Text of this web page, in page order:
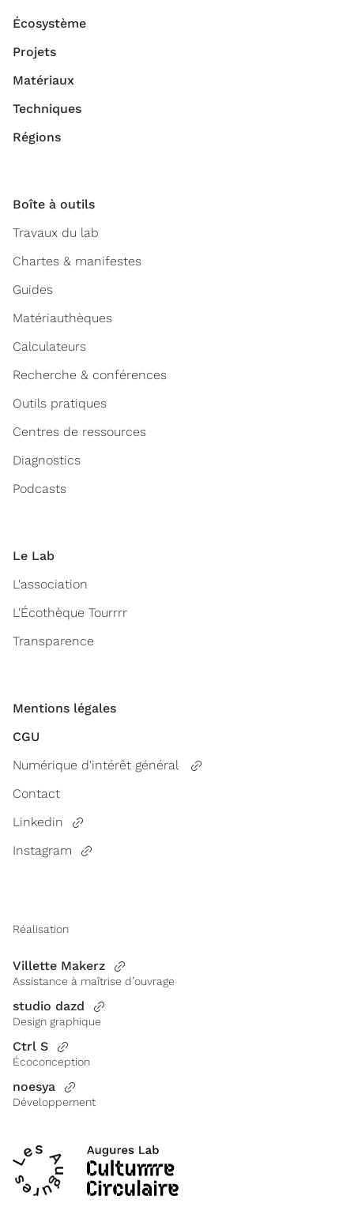
Écosystème
Projets
Matériaux
Techniques
Régions
Boîte à outils
Travaux du lab
Chartes & manifestes
Guides
Matériauthèques
Calculateurs
Recherche & conférences
Outils pratiques
Centres de ressources
Diagnostics
Podcasts
Le Lab
L'association
L'Écothèque Tourrrr
Transparence
Mentions légales
CGU
Numérique d'intérêt général
Contact
Linkedin
Instagram
Réalisation
Villette Makerz
Assistance à maîtrise d’ouvrage
studio dazd
Design graphique
Ctrl S
Écoconception
noesya
Développement